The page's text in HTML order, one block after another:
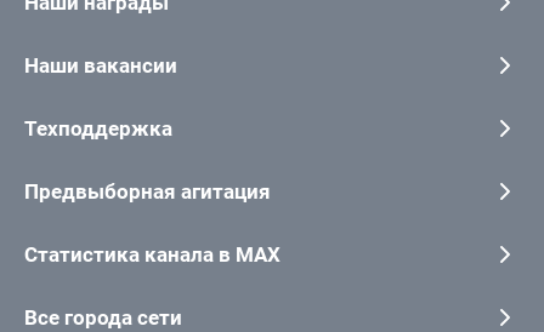
Наши вакансии
Техподдержка
Предвыборная агитация
Статистика канала в MAX
Все города сети